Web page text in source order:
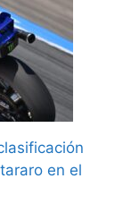
en el